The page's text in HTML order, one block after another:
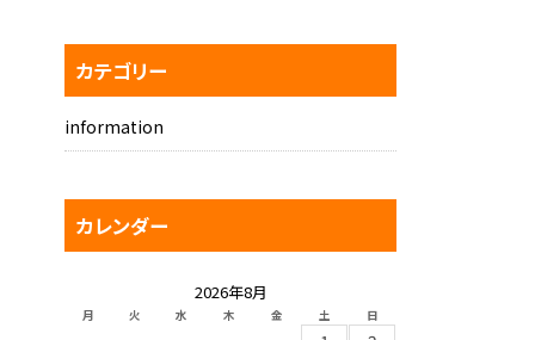
カテゴリー
information
カレンダー
2026年8月
月 火 水 木 金 土 日